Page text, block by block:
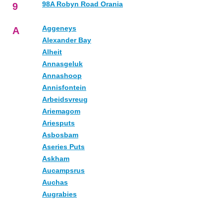
9 98A Robyn Road Orania
A
Aggeneys
Alexander Bay
Alheit
Annasgeluk
Annashoop
Annisfontein
Arbeidsvreug
Ariemagom
Ariesputs
Asbosbam
Aseries Puts
Askham
Aucampsrus
Auchas
Augrabies